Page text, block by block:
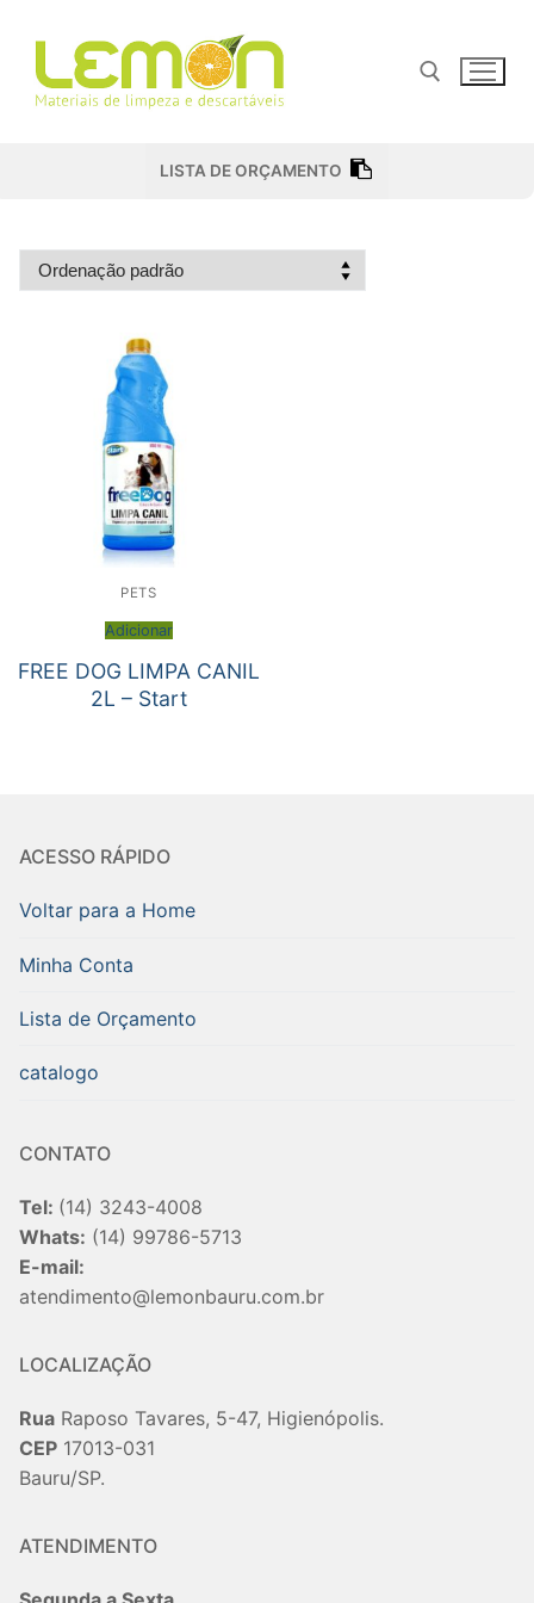
para
conteúdo
Pesquisar por:
LISTA DE ORÇAMENTO
PETS
Adicionar
FREE DOG LIMPA CANIL
2L – Start
ACESSO RÁPIDO
Voltar para a Home
Minha Conta
Lista de Orçamento
catalogo
CONTATO
Tel: (14) 3243-4008
Whats: (14) 99786-5713
E-mail:
atendimento@lemonbauru.com.br
LOCALIZAÇÃO
Rua Raposo Tavares, 5-47, Higienópolis.
CEP 17013-031
Bauru/SP.
ATENDIMENTO